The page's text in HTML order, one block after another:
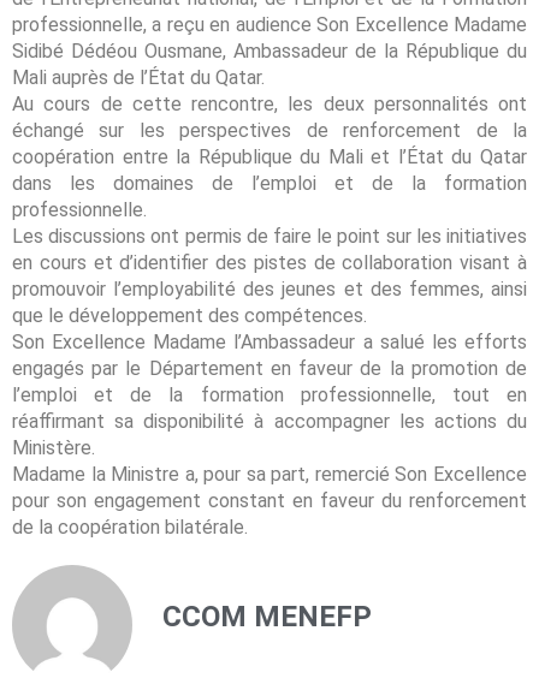
professionnelle, a reçu en audience Son Excellence Madame
Sidibé Dédéou Ousmane, Ambassadeur de la République du
Mali auprès de l’État du Qatar.
Au cours de cette rencontre, les deux personnalités ont
échangé sur les perspectives de renforcement de la
coopération entre la République du Mali et l’État du Qatar
dans les domaines de l’emploi et de la formation
professionnelle.
Les discussions ont permis de faire le point sur les initiatives
en cours et d’identifier des pistes de collaboration visant à
promouvoir l’employabilité des jeunes et des femmes, ainsi
que le développement des compétences.
Son Excellence Madame l’Ambassadeur a salué les efforts
engagés par le Département en faveur de la promotion de
l’emploi et de la formation professionnelle, tout en
réaffirmant sa disponibilité à accompagner les actions du
Ministère.
Madame la Ministre a, pour sa part, remercié Son Excellence
pour son engagement constant en faveur du renforcement
de la coopération bilatérale.
CCOM MENEFP